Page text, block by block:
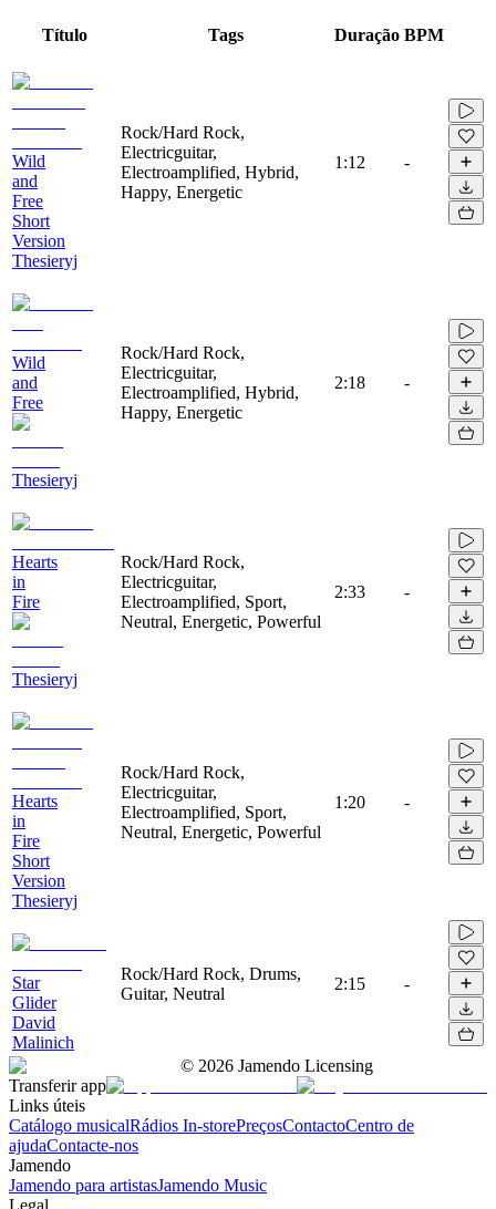
Título Tags Duração BPM
Wild
and
Free
Short
Version
Thesieryj
Rock/Hard Rock,
Electricguitar,
Electroamplified, Hybrid,
Happy, Energetic
1:12 -
Wild
and
Free
Thesieryj
Rock/Hard Rock,
Electricguitar,
Electroamplified, Hybrid,
Happy, Energetic
2:18 -
Hearts
in
Fire
Thesieryj
Rock/Hard Rock,
Electricguitar,
Electroamplified, Sport,
Neutral, Energetic, Powerful
2:33 -
Hearts
in
Fire
Short
Version
Thesieryj
Rock/Hard Rock,
Electricguitar,
Electroamplified, Sport,
Neutral, Energetic, Powerful
1:20 -
Star
Glider
David
Malinich
Rock/Hard Rock, Drums,
Guitar, Neutral
2:15 -
© 2026 Jamendo Licensing
Transferir app
Links úteis
Catálogo musicalRádios In-storePreçosContactoCentro de
ajudaContacte-nos
Jamendo
Jamendo para artistasJamendo Music
Legal